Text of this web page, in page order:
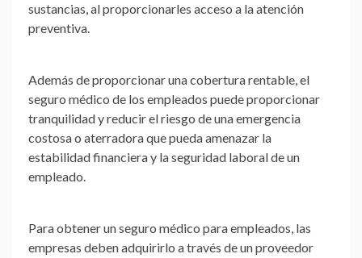
sustancias, al proporcionarles acceso a la atención
preventiva.
Además de proporcionar una cobertura rentable, el
seguro médico de los empleados puede proporcionar
tranquilidad y reducir el riesgo de una emergencia
costosa o aterradora que pueda amenazar la
estabilidad financiera y la seguridad laboral de un
empleado.
Para obtener un seguro médico para empleados, las
empresas deben adquirirlo a través de un proveedor